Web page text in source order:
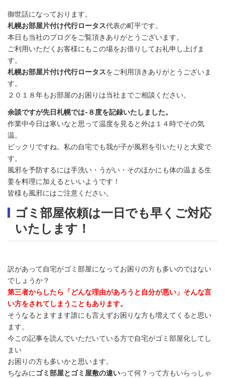
御世話になっております。
札幌お部屋片付け代行ロータス代表の町平です。
本日も当社のブログをご覧頂きありがとうございます。
ご利用いただくお客様にもこの場をお借りしてお礼申し上げま
す。
札幌お部屋片付け代行ロータスをご利用頂きありがとうございま
す。
２０１８年もお部屋のお困りは当社までご相談ください。
余談ですが先日札幌では-８度を記録いたしました。
作業中今日は寒いなと思って温度を見ると外は１４時でその気
温。
ビックリですね。私の自宅でも我が子が風邪を引いたりと大変で
す。
風邪を予防するには手洗い・うがい・そのほかにも体の温まる生
姜を料理に加えるといいようです！
皆様も風邪にはご注意ください。
ゴミ部屋依頼は一日でも早くご対応
いたします！
訳があって自宅がゴミ部屋になってお困りの方も多いのではない
でしょうか？
第三者からしたら「どんな理由があろうと自分が悪い」そんな言
い方をされてしまうこともあります。
そうなるとますます誰にも言えずお困りな方も増えてくると思い
ます。
今この記事を読んでいただいている方で自宅がゴミ部屋化してし
まい
お困りの方も多いかと思います。
ちなみに ゴミ部屋とゴミ屋敷の違いって何？って方もいらっしゃ